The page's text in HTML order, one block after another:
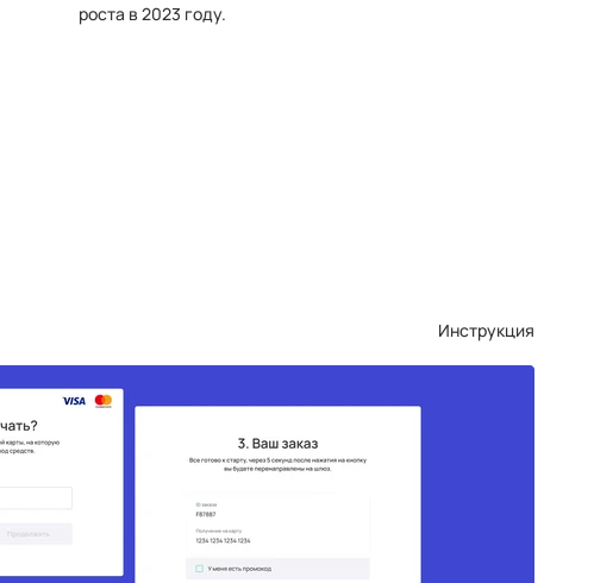
роста в 2023 году.
Инструкция